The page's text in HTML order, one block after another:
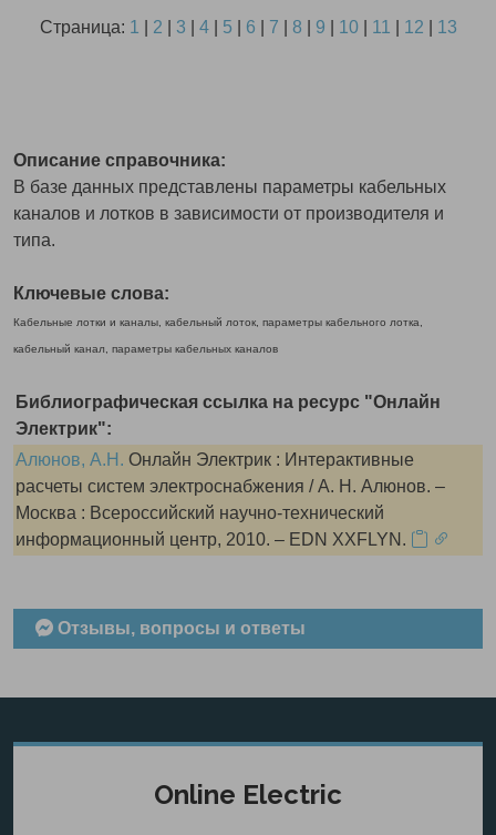
Страница: 1 2 3 4| 5 6 7 8 9 10| 11 12 13
Описание справочника:
В базе данных представлены параметры кабельных
каналов и лотков в зависимости от производителя и
типа.
Ключевые слова:
Кабельные лотки и каналы, кабельный лоток, параметры кабельного лотка,
кабельный канал, параметры кабельных каналов
Библиографическая ссылка на ресурс "Онлайн
Электрик":
Алюнов, А.Н. Онлайн Электрик : Интерактивные
расчеты систем электроснабжения / А. Н. Алюнов. –
Москва : Всероссийский научно-технический
информационный центр, 2010. – EDN XXFLYN.
Отзывы, вопросы и ответы
Online Electric